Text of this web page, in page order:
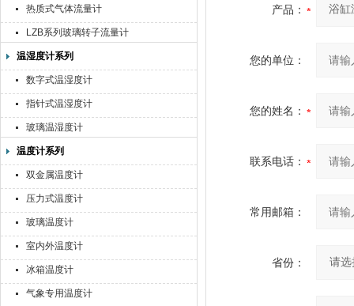
热质式气体流量计
LZB系列玻璃转子流量计
温湿度计系列
数字式温湿度计
指针式温湿度计
玻璃温湿度计
温度计系列
双金属温度计
压力式温度计
玻璃温度计
室内外温度计
冰箱温度计
气象专用温度计
产品：
您的单位：
您的姓名：
联系电话：
常用邮箱：
省份：